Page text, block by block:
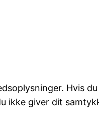
Hvis
ikke giver dit